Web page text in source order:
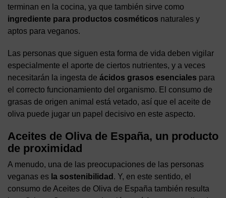
terminan en la cocina, ya que también sirve como
ingrediente para productos cosméticos naturales y
aptos para veganos.
Las personas que siguen esta forma de vida deben vigilar
especialmente el aporte de ciertos nutrientes, y a veces
necesitarán la ingesta de ácidos grasos esenciales para
el correcto funcionamiento del organismo. El consumo de
grasas de origen animal está vetado, así que el aceite de
oliva puede jugar un papel decisivo en este aspecto.
Aceites de Oliva de España, un producto
de proximidad
A menudo, una de las preocupaciones de las personas
veganas es la sostenibilidad . Y, en este sentido, el
consumo de Aceites de Oliva de España también resulta